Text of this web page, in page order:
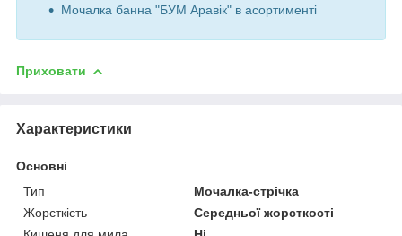
Мочалка банна "БУМ Аравік" в асортименті
Приховати
Характеристики
Основні
Тип
Мочалка-стрічка
Жорсткість
Середньої жорсткості